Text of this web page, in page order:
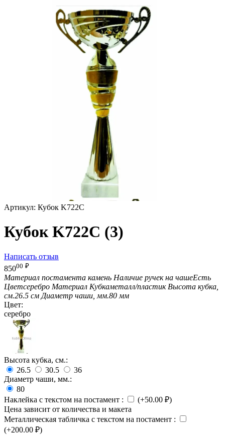
Артикул: Кубок K722C
Кубок K722C (3)
Написать отзыв
85000 ₽
Материал постамента камень Наличие ручек на чашеЕсть
Цветсеребро Материал Кубкаметалл/пластик Высота кубка,
см.26.5 см Диаметр чаши, мм.80 мм
Цвет:
серебро
Высота кубка, см.:
26.5
30.5
36
Диаметр чаши, мм.:
80
Наклейка с текстом на постамент : (+50.00 ₽)
Цена зависит от количества и макета
Металлическая табличка с текстом на постамент :
(+200.00 ₽)